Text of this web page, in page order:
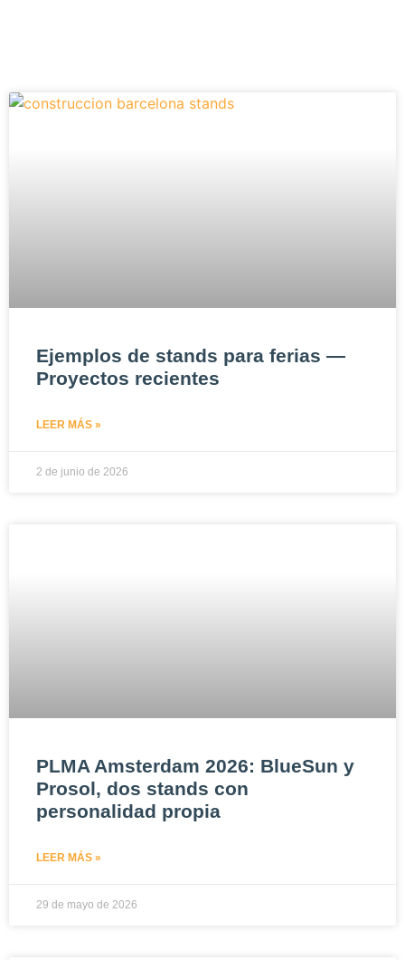
Ejemplos de stands para ferias —
Proyectos recientes
LEER MÁS »
2 de junio de 2026
PLMA Amsterdam 2026: BlueSun y
Prosol, dos stands con
personalidad propia
LEER MÁS »
29 de mayo de 2026